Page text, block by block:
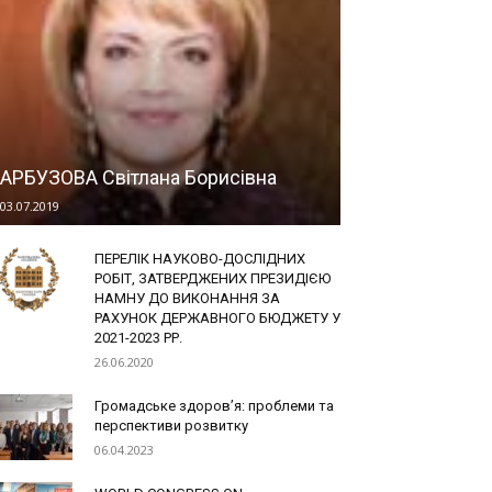
АРБУЗОВА Світлана Борисівна
03.07.2019
ПЕРЕЛІК НАУКОВО-ДОСЛІДНИХ
РОБІТ, ЗАТВЕРДЖЕНИХ ПРЕЗИДІЄЮ
НАМНУ ДО ВИКОНАННЯ ЗА
РАХУНОК ДЕРЖАВНОГО БЮДЖЕТУ У
2021-2023 РР.
26.06.2020
Громадське здоров’я: проблеми та
перспективи розвитку
06.04.2023